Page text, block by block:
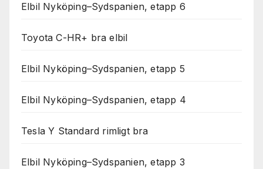
Elbil Nyköping–Sydspanien, etapp 6
Toyota C-HR+ bra elbil
Elbil Nyköping–Sydspanien, etapp 5
Elbil Nyköping–Sydspanien, etapp 4
Tesla Y Standard rimligt bra
Elbil Nyköping–Sydspanien, etapp 3